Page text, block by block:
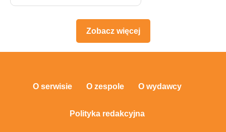
Zobacz więcej
O serwisie O zespole O wydawcy
Polityka redakcyjna